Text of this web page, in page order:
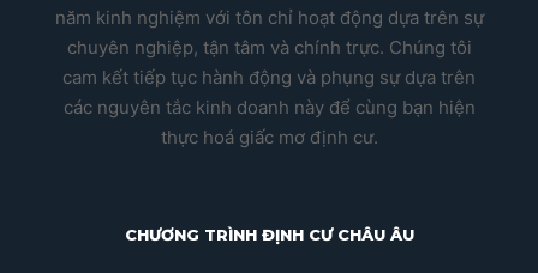
năm kinh nghiệm với tôn chỉ hoạt động dựa trên sự
chuyên nghiệp, tận tâm và chính trực. Chúng tôi
cam kết tiếp tục hành động và phụng sự dựa trên
các nguyên tắc kinh doanh này để cùng bạn hiện
thực hoá giấc mơ định cư.
CHƯƠNG TRÌNH ĐỊNH CƯ CHÂU ÂU